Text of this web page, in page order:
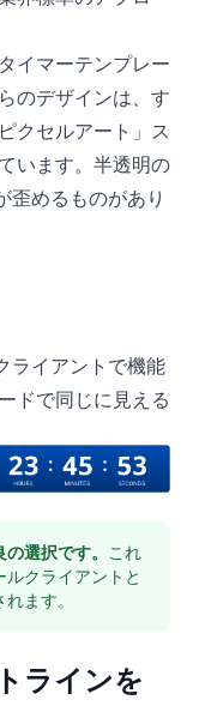
イマーテンプレー
のデザインは、す
クセルアート」ス
います。半透明の
歪めるものがあり
ライアントで機能
ドで同じに見える
選択です。 これ
クライアントと
ます。
ラインを